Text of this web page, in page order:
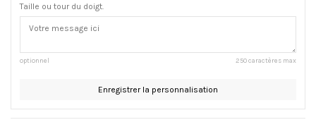
Taille ou tour du doigt.
optionnel 250 caractères max
Enregistrer la personnalisation